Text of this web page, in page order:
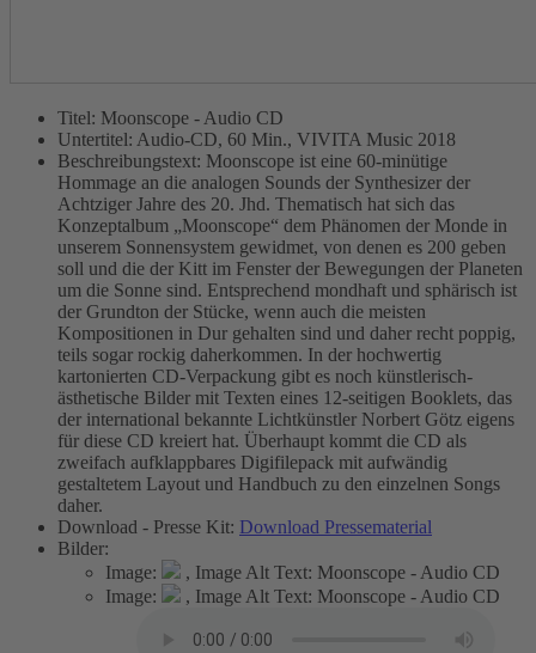
Titel: Moonscope - Audio CD
Untertitel: Audio-CD, 60 Min., VIVITA Music 2018
Beschreibungstext: Moonscope ist eine 60-minütige
Hommage an die analogen Sounds der Synthesizer der
Achtziger Jahre des 20. Jhd. Thematisch hat sich das
Konzeptalbum „Moonscope“ dem Phänomen der Monde in
unserem Sonnensystem gewidmet, von denen es 200 geben
soll und die der Kitt im Fenster der Bewegungen der Planeten
um die Sonne sind. Entsprechend mondhaft und sphärisch ist
der Grundton der Stücke, wenn auch die meisten
Kompositionen in Dur gehalten sind und daher recht poppig,
teils sogar rockig daherkommen. In der hochwertig
kartonierten CD-Verpackung gibt es noch künstlerisch-
ästhetische Bilder mit Texten eines 12-seitigen Booklets, das
der international bekannte Lichtkünstler Norbert Götz eigens
für diese CD kreiert hat. Überhaupt kommt die CD als
zweifach aufklappbares Digifilepack mit aufwändig
gestaltetem Layout und Handbuch zu den einzelnen Songs
daher.
Download - Presse Kit: Download Pressematerial
Bilder:
Image:
, Image Alt Text: Moonscope - Audio CD
Image:
, Image Alt Text: Moonscope - Audio CD